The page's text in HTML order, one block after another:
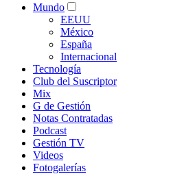
Mundo
EEUU
México
España
Internacional
Tecnología
Club del Suscriptor
Mix
G de Gestión
Notas Contratadas
Podcast
Gestión TV
Videos
Fotogalerías